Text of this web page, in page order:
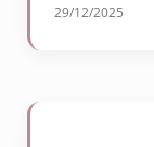
29/12/2025